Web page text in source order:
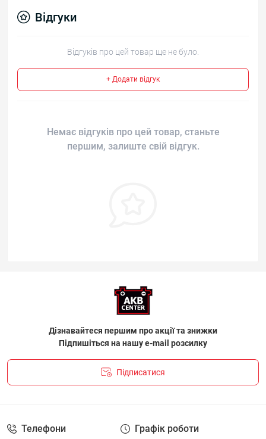
Відгуки
Відгуків про цей товар ще не було.
+ Додати відгук
Немає відгуків про цей товар, станьте
першим, залиште свій відгук.
Дізнавайтеся першим про акції та знижки
Підпишіться на нашу e-mail розсилку
Підписатися
Телефони Графік роботи